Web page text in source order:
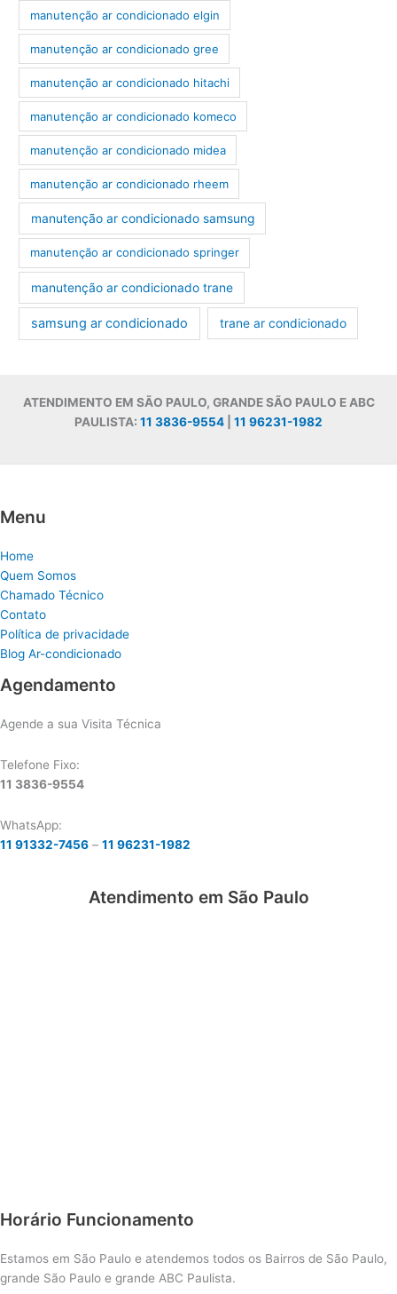
manutenção ar condicionado elgin
manutenção ar condicionado gree
manutenção ar condicionado hitachi
manutenção ar condicionado komeco
manutenção ar condicionado midea
manutenção ar condicionado rheem
manutenção ar condicionado samsung
manutenção ar condicionado springer
manutenção ar condicionado trane
samsung ar condicionado trane ar condicionado
ATENDIMENTO EM SÃO PAULO, GRANDE SÃO PAULO E ABC
PAULISTA: 11 3836-9554 11 96231-1982
Menu
Home
Quem Somos
Chamado Técnico
Contato
Política de privacidade
Blog Ar-condicionado
Agendamento
Agende a sua Visita Técnica
Telefone Fixo:
11 3836-9554
WhatsApp:
11 91332-7456 – 11 96231-1982
Atendimento em São Paulo
Horário Funcionamento
Estamos em São Paulo e atendemos todos os Bairros de São Paulo,
grande São Paulo e grande ABC Paulista.